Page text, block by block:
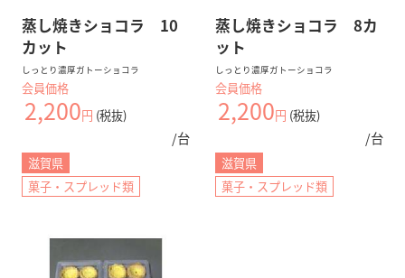
蒸し焼きショコラ 10
カット
しっとり濃厚ガトーショコラ
会員価格
2,200円 (税抜)
/台
滋賀県
菓子・スプレッド類
蒸し焼きショコラ 8カ
ット
しっとり濃厚ガトーショコラ
会員価格
2,200円 (税抜)
/台
滋賀県
菓子・スプレッド類